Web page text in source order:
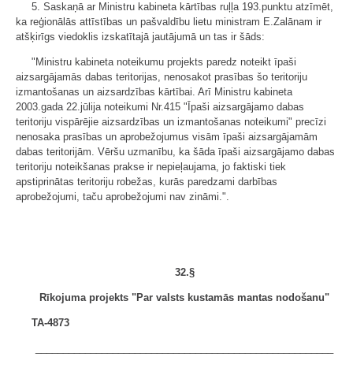
5. Saskaņā ar Ministru kabineta kārtības ruļļa 193.punktu atzīmēt,
ka reģionālās attīstības un pašvaldību lietu ministram E.Zalānam ir
atšķirīgs viedoklis izskatītajā jautājumā un tas ir šāds:
"Ministru kabineta noteikumu projekts paredz noteikt īpaši
aizsargājamās dabas teritorijas, nenosakot prasības šo teritoriju
izmantošanas un aizsardzības kārtībai. Arī Ministru kabineta
2003.gada 22.jūlija noteikumi Nr.415 "Īpaši aizsargājamo dabas
teritoriju vispārējie aizsardzības un izmantošanas noteikumi" precīzi
nenosaka prasības un aprobežojumus visām īpaši aizsargājamām
dabas teritorijām. Vēršu uzmanību, ka šāda īpaši aizsargājamo dabas
teritoriju noteikšanas prakse ir nepieļaujama, jo faktiski tiek
apstiprinātas teritoriju robežas, kurās paredzami darbības
aprobežojumi, taču aprobežojumi nav zināmi.".
32.§
Rīkojuma projekts "Par valsts kustamās mantas nodošanu"
TA-4873